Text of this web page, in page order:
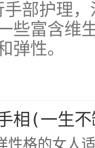
部护理
些富含维
弹性。
相(一生
性格的女人